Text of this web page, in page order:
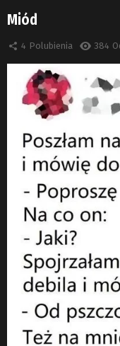
Miód
4 Polubienia 384